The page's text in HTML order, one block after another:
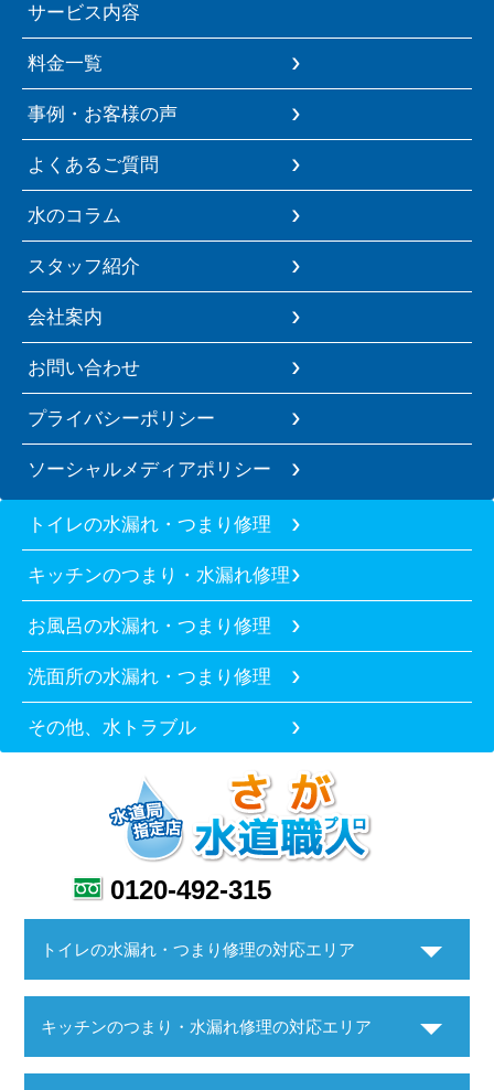
サービス内容
料金一覧
事例・お客様の声
よくあるご質問
水のコラム
スタッフ紹介
会社案内
お問い合わせ
プライバシーポリシー
ソーシャルメディアポリシー
トイレの水漏れ・つまり修理
キッチンのつまり・水漏れ修理
お風呂の水漏れ・つまり修理
洗面所の水漏れ・つまり修理
その他、水トラブル
0120-492-315
トイレの水漏れ・つまり修理の対応エリア
キッチンのつまり・水漏れ修理の対応エリア